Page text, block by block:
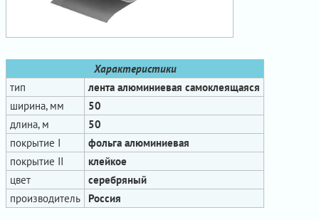
Характеристики
тип
лента алюминиевая самоклеящаяся
ширина, мм
50
длина, м
50
покрытие I
фольга алюминиевая
покрытие II
клейкое
цвет
серебряный
производитель
Россия